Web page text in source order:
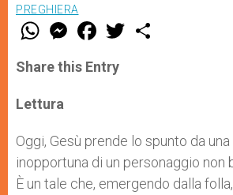
PREGHIERA
W
t
s
p
p
M
e
s
e
F
a
e
b
w
Share this Entry
Lettura
Oggi, Gesù prende lo spunto da
inopportuna di un personaggio non
È un tale che, emergendo dalla